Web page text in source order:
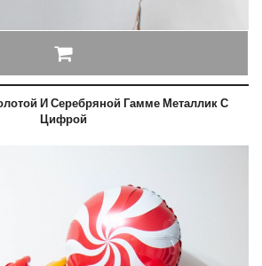
И Серебряной Гамме Металлик С
Цифрой